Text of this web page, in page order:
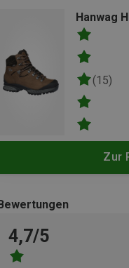
Hanwag
(15)
Zur
4,7/5